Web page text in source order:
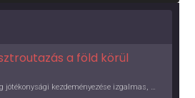
a föld körül
Az UNICEF Magyarország jótékonysági kezdeményezése izgalmas, egész éves világkörüli ízutazásra hív, igazi családi program és gasztroedukáció, illetve segítség a rászorulóknak is egyben.